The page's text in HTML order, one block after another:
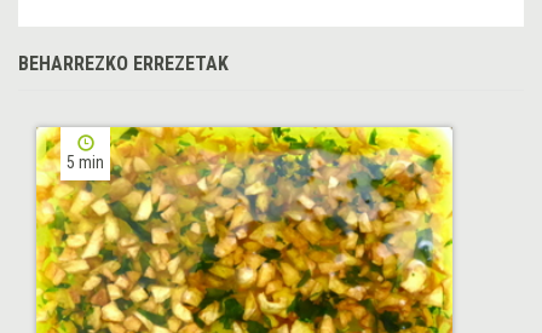
BEHARREZKO ERREZETAK
5 min